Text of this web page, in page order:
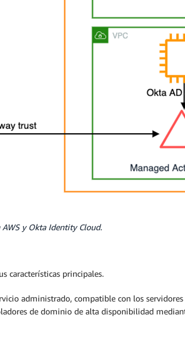
y Okta Identity Cloud.
características principales.
administrado, compatible con los
de dominio de alta disponibilidad